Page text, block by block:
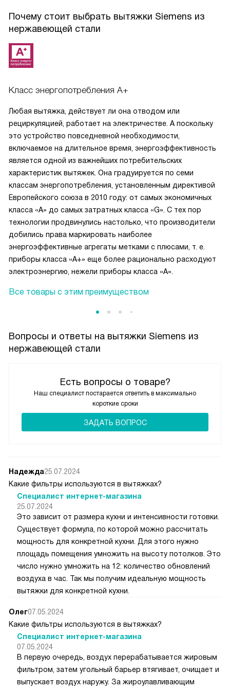
Оно прекрасно вписалось в интерьер моей кухни,
превратив ее в настоящую профессиональную кухню.
Почему стоит выбрать вытяжки Siemens из
нержавеющей стали
Класс энергопотребления A+
Любая вытяжка, действует ли она отводом или
рециркуляцией, работает на электричестве. А поскольку
это устройство повседневной необходимости,
включаемое на длительное время, энергоэффективность
является одной из важнейших потребительских
характеристик вытяжек. Она градуируется по семи
классам энергопотребления, установленным директивой
Европейского союза в 2010 году: от самых экономичных
класса «А» до самых затратных класса «G». С тех пор
технологии продвинулись настолько, что производители
добились права маркировать наиболее
энергоэффективные агрегаты метками с плюсами, т. е.
приборы класса «А+» еще более рационально расходуют
электроэнергию, нежели приборы класса «А».
Все товары с этим преимуществом
Вопросы и ответы на вытяжки Siemens из
нержавеющей стали
Есть вопросы о товаре?
Наш специалист постарается ответить в максимально
короткие сроки
ЗАДАТЬ ВОПРОС
Надежда25.07.2024
Какие фильтры используются в вытяжках?
Специалист интернет-магазина
25.07.2024
Это зависит от размера кухни и интенсивности готовки.
Существует формула, по которой можно рассчитать
мощность для конкретной кухни. Для этого нужно
площадь помещения умножить на высоту потолков. Это
число нужно умножить на 12: количество обновлений
воздуха в час. Так мы получим идеальную мощность
вытяжки для конкретной кухни.
Олег07.05.2024
Какие фильтры используются в вытяжках?
Специалист интернет-магазина
07.05.2024
В первую очередь, воздух перерабатывается жировым
фильтром, затем угольный барьер втягивает, очищает и
выпускает воздух наружу. За жироулавливающим